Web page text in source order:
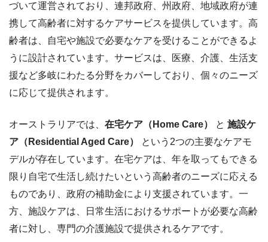
づいて運営されており、連邦政府、州政府、地域政府が連
携して高齢者に対するケアサービスを提供しています。高
齢者は、自宅や施設で必要なケアを受けることができるよ
うに設計されています。サービスは、医療、介護、生活支
援など多岐にわたる分野をカバーしており、個々のニーズ
に応じて提供されます。
オーストラリアでは、 在宅ケア（Home Care） と 施設ケ
ア（Residential Aged Care）
という2つの主要なケアモ
デルが存在しています。在宅ケアは、年を取ってもできる
限り自宅で生活し続けたいという高齢者のニーズに応える
ものであり、政府の補助金により支援されています。一
方、施設ケアは、日常生活におけるサポートが必要な高齢
者に対し、専門の介護施設で提供されるケアです。